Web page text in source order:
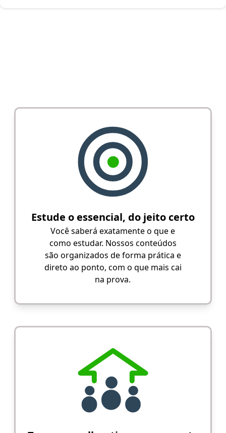
Estude o essencial, do jeito certo
Você saberá exatamente o que e
como estudar. Nossos conteúdos
são organizados de forma prática e
direto ao ponto, com o que mais cai
na prova.